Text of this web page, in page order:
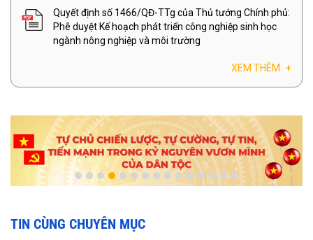
Quyết định số 1466/QĐ-TTg của Thủ tướng Chính phủ:
Phê duyệt Kế hoạch phát triển công nghiệp sinh học
ngành nông nghiệp và môi trường
XEM THÊM +
TIN CÙNG CHUYÊN MỤC